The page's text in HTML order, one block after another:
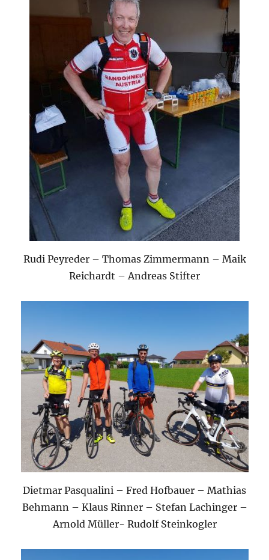
Rudi Peyreder – Thomas Zimmermann – Maik
Reichardt – Andreas Stifter
Dietmar Pasqualini – Fred Hofbauer – Mathias
Behmann – Klaus Rinner – Stefan Lachinger –
Arnold Müller- Rudolf Steinkogler